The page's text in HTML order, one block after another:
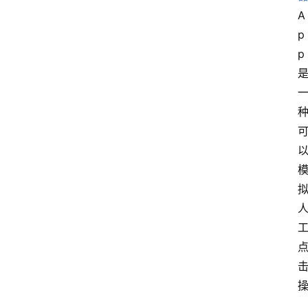
A
p
p
是
一
种
可
以
模
拟
人
工
点
击
操